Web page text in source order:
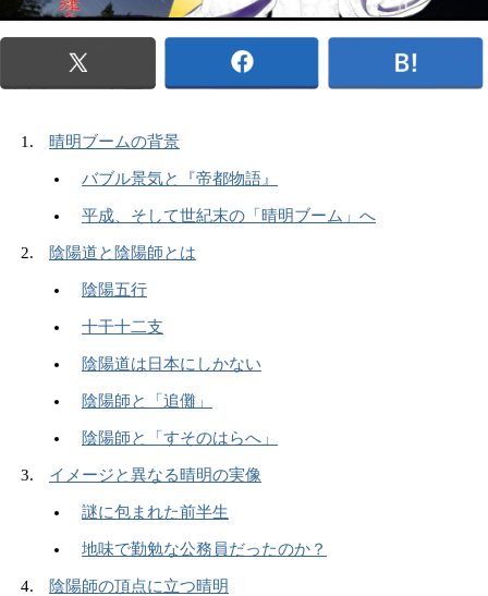
晴明ブームの背景
バブル景気と『帝都物語』
平成、そして世紀末の「晴明ブーム」へ
陰陽道と陰陽師とは
陰陽五行
十干十二支
陰陽道は日本にしかない
陰陽師と「追儺」
陰陽師と「すそのはらへ」
イメージと異なる晴明の実像
謎に包まれた前半生
地味で勤勉な公務員だったのか？
陰陽師の頂点に立つ晴明